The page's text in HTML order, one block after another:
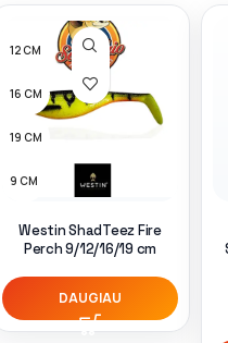
12 CM
16 CM
19 CM
9 CM
Westin ShadTeez Fire
Perch 9/12/16/19 cm
DAUGIAU